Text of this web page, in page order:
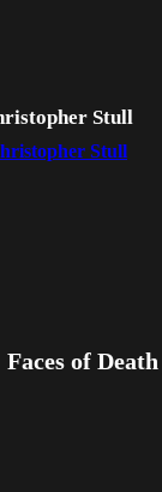
Stull
Stull